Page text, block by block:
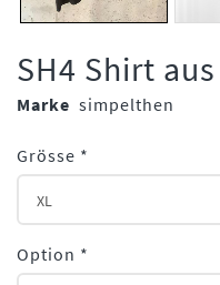
SH4 Shirt
Marke simpelthen
Grösse *
Option *